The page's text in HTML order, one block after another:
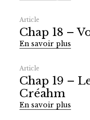
Article
Chap 18 –
En savoir plus
Article
Chap 19 –
Créahm
En savoir plus